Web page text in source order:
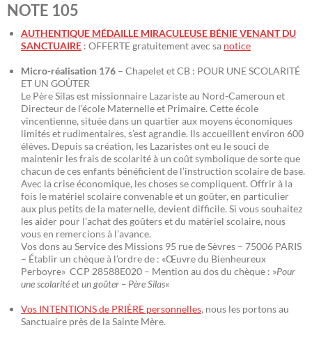
NOTE 105
AUTHENTIQUE MÉDAILLE MIRACULEUSE BÉNIE VENANT DU
SANCTUAIRE : OFFERTE gratuitement avec sa notice
Micro-réalisation 176 – Chapelet et CB : POUR UNE SCOLARITÉ
ET UN GOÛTER
Le Père Silas est missionnaire Lazariste au Nord-Cameroun et
Directeur de l’école Maternelle et Primaire. Cette école
vincentienne, située dans un quartier aux moyens économiques
limités et rudimentaires, s’est agrandie. Ils accueillent environ 600
élèves. Depuis sa création, les Lazaristes ont eu le souci de
maintenir les frais de scolarité à un coût symbolique de sorte que
chacun de ces enfants bénéficient de l’instruction scolaire de base.
Avec la crise économique, les choses se compliquent. Offrir à la
fois le matériel scolaire convenable et un goûter, en particulier
aux plus petits de la maternelle, devient difficile. Si vous souhaitez
les aider pour l’achat des goûters et du matériel scolaire, nous
vous en remercions à l’avance.
Vos dons au Service des Missions 95 rue de Sèvres – 75006 PARIS
– Établir un chèque à l’ordre de : «Œuvre du Bienheureux
Perboyre» CCP 28588E020 – Mention au dos du chèque : »Pour
une scolarité et un goûter – Père Silas«
Vos INTENTIONS de PRIÈRE personnelles, nous les portons au
Sanctuaire près de la Sainte Mère.